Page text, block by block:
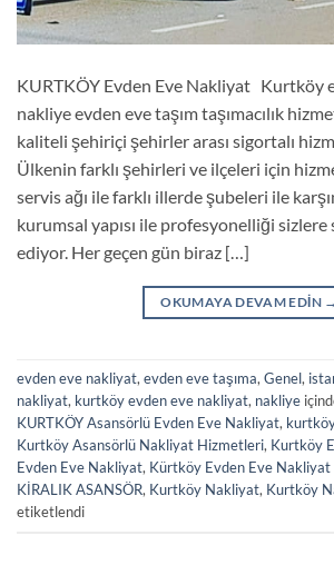
KURTKÖY Evden Eve Nakliyat Kurtköy
nakliye evden eve taşım taşımacılık
kaliteli şehiriçi şehirler arası sigortalı
Ülkenin farklı şehirleri ve ilçeleri için
servis ağı ile farklı illerde şubeleri ile
kurumsal yapısı ile profesyonelliği
ediyor. Her geçen gün biraz […]
OKUMAYA DEVAM EDIN →
evden eve nakliyat, evden eve taşıma, Genel,
nakliyat, kurtköy evden eve nakliyat, nakliye
KURTKÖY Asansörlü Evden Eve Nakliyat,
Kurtköy Asansörlü Nakliyat Hizmetleri, Kurtköy
Evden Eve Nakliyat, Kürtköy Evden Eve Nakliyat
KİRALIK ASANSÖR, Kurtköy Nakliyat, Kurtköy
etiketlendi